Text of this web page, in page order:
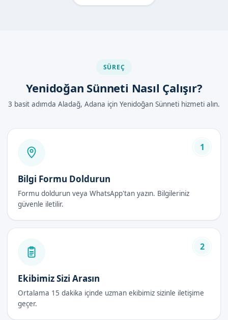
komplikasyon riski taşır. Ayrıca, bebeklerin iyileşme süreleri de
Yenidoğan sünneti, adım adım belirli bir süreç izlenerek
yapılmaktadır:
Anestezi:
Lokal anestezi uygulanarak bebeğin
rahat etmesi sağlanır.
gerçekleştirilir.
Bakım:İşlem sonrası, bebeğin bakımı hakkında
aile bilgilendirilir.
Hızlı iyileşme süreci
Hijyenik avantajlar
Gelecekte bazı sağlık sorunlarının önlenmesi
Aile tarafından daha kolay yönetilebilir bakım
SÜREÇ
Yenidoğan Sünneti Nasıl Çalışır?
3 basit adımda Aladağ, Adana için Yenidoğan Sünneti hizmeti alın.
1
Bilgi Formu Doldurun
Formu doldurun veya WhatsApp'tan yazın. Bilgileriniz
güvenle iletilir.
2
Ekibimiz Sizi Arasın
Ortalama 15 dakika içinde uzman ekibimiz sizinle iletişime
geçer.